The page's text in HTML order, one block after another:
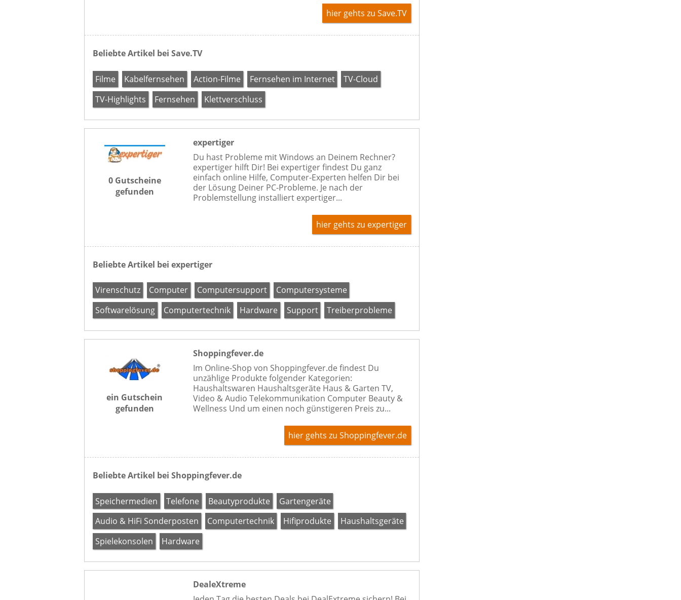
hier gehts zu Save.TV
Beliebte Artikel bei Save.TV
Filme Kabelfernsehen Action-Filme Fernsehen im Internet
TV-Cloud
TV-Highlights
Fernsehen Klettverschluss
0 Gutscheine
gefunden
expertiger
Du hast Probleme mit Windows an Deinem Rechner?
expertiger hilft Dir! Bei expertiger findest Du ganz
einfach online Hilfe, Computer-Experten helfen Dir bei
der Lösung Deiner PC-Probleme. Je nach der
Problemstellung installiert expertiger...
hier gehts zu expertiger
Beliebte Artikel bei expertiger
Virenschutz Computer Computersupport
Computersysteme
Softwarelösung
Computertechnik Hardware Support Treiberprobleme
ein Gutschein
gefunden
Shoppingfever.de
Im Online-Shop von Shoppingfever.de findest Du
unzählige Produkte folgender Kategorien:
Haushaltswaren Haushaltsgeräte Haus & Garten TV,
Video & Audio Telekommunikation Computer Beauty &
Wellness Und um einen noch günstigeren Preis zu...
hier gehts zu Shoppingfever.de
Beliebte Artikel bei Shoppingfever.de
Speichermedien Telefone Beautyprodukte
Gartengeräte
Audio & HiFi Sonderposten
Computertechnik Hifiprodukte
Haushaltsgeräte
Spielekonsolen
Hardware
DealeXtreme